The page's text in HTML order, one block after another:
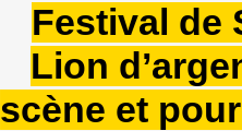
Festival de
Lion
scène et